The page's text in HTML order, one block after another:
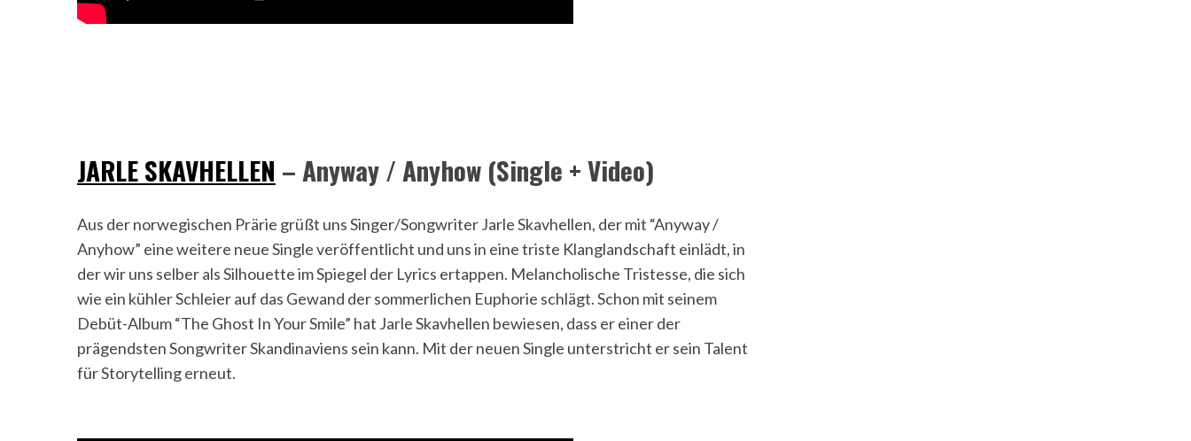
JARLE SKAVHELLEN – Anyway / Anyhow (Single + Video)
Aus der norwegischen Prärie grüßt uns Singer/Songwriter Jarle Skavhellen, der mit “Anyway /
Anyhow” eine weitere neue Single veröffentlicht und uns in eine triste Klanglandschaft einlädt, in
der wir uns selber als Silhouette im Spiegel der Lyrics ertappen. Melancholische Tristesse, die sich
wie ein kühler Schleier auf das Gewand der sommerlichen Euphorie schlägt. Schon mit seinem
Debüt-Album “The Ghost In Your Smile” hat Jarle Skavhellen bewiesen, dass er einer der
prägendsten Songwriter Skandinaviens sein kann. Mit der neuen Single unterstricht er sein Talent
für Storytelling erneut.